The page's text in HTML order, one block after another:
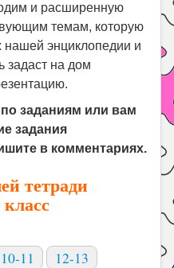
и расширенную
темам, которую
нашей энциклопедии и
задаст на дом
заданиям или вам
задания
в комментариях.
тетради
10-11
12-13